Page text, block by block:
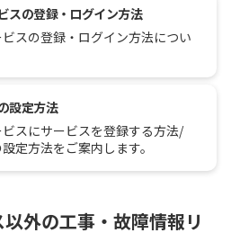
スの登録・ログイン方法
スの登録・ログイン方法につい
設定方法
スにサービスを登録する方法/
定方法をご案内します。
外の工事・故障情報リ